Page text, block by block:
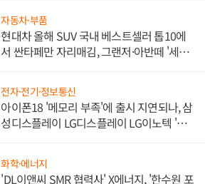
자동차·부품
현대차 올해 SUV 국내 베스트셀러 톱10에
서 싼타페만 자리매김, 그랜저·아반떼 '세단
전자·전기·정보통신
아이폰18 '메모리 부족'에 출시 지연되나, 삼
성디스플레이 LG디스플레이 LG이노텍 '탈
화학·에너지
'DL이앤씨 SMR 협력사' X에너지, '한수원 포